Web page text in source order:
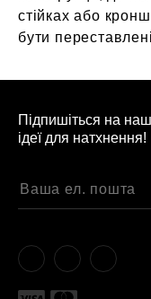
стійках або
бути
Підпишіться на
ідеї для натхнення!